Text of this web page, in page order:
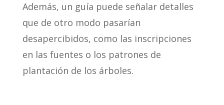
Además, un guía puede señalar detalles
que de otro modo pasarían
desapercibidos, como las inscripciones
en las fuentes o los patrones de
plantación de los árboles.